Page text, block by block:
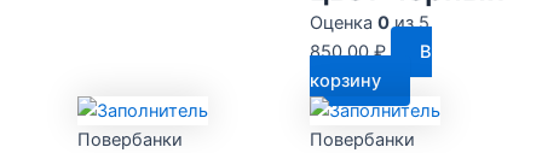
Оценка 0из 5
850.00₽
В
корзину
Повербанки Повербанки